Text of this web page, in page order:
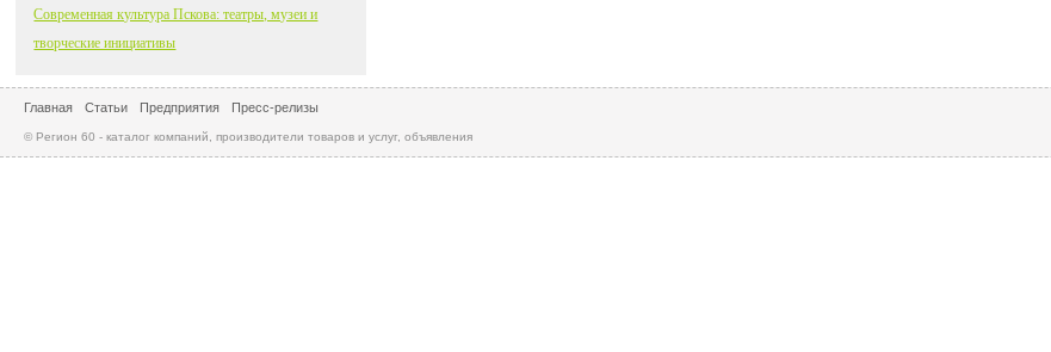
Современная культура Пскова: театры, музеи и
творческие инициативы
Главная Статьи Предприятия Пресс-релизы
© Регион 60 - каталог компаний, производители товаров и услуг, объявления